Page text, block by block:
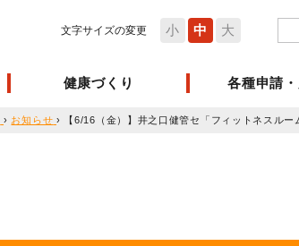
文字サイズの変更 小 中 大
健康づくり 各種申請
› お知らせ › 【6/16（金）】井之口健管セ「フィットネスル